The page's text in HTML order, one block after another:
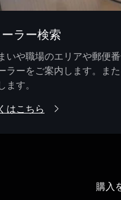
ラー検索
いや職場のエリアや郵便
ラーをご案内します。ま
ます。
はこちら
購入